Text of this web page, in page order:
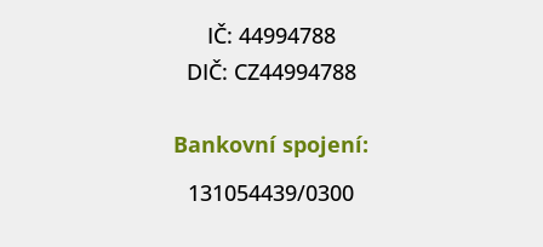
IČ: 44994788
DIČ: CZ44994788
Bankovní spojení:
131054439/0300